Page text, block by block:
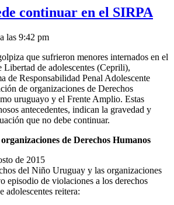
continuar en el SIRPA
las 9:42 pm
que sufrieron menores internados en el
Libertad de adolescentes (Ceprili),
de Responsabilidad Penal Adolescente
de organizaciones de Derechos
uruguayo y el Frente Amplio. Estas
antecedentes, indican la gravedad y
que no debe continuar.
de Derechos Humanos
de 2015
del Niño Uruguay y las organizaciones
episodio de violaciones a los derechos
adolescentes reitera: